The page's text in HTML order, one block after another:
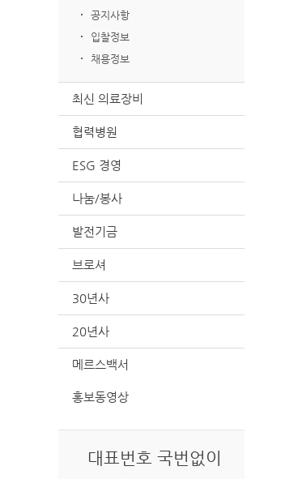
공지사항
입찰정보
채용정보
최신 의료장비
협력병원
ESG 경영
나눔/봉사
발전기금
브로셔
30년사
20년사
메르스백서
홍보동영상
대표번호 국번없이